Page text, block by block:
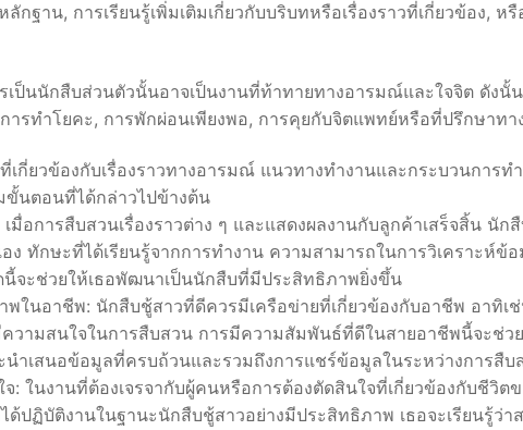
กฐาน, การเรียนรู้เพิ่มเติมเกี่ยวกับบริบทหรือเรื่องราวที่เกี่ยวข้อง,
เป็นนักสืบส่วนตัวนั้นอาจเป็นงานที่ท้าทายทางอารมณ์และใจจิต ดัง
ารทำโยคะ, การพักผ่อนเพียงพอ, การคุยกับจิตแพทย์หรือที่ปรึกษาทา
กี่ยวข้องกับเรื่องราวทางอารมณ์ แนวทางทำงานและกระบวนการท
ขั้นตอนที่ได้กล่าวไปข้างต้น
มื่อการสืบสวนเรื่องราวต่าง ๆ และแสดงผลงานกับลูกค้าเสร็จสิ้น นั
ง ทักษะที่ได้เรียนรู้จากการทำงาน ความสามารถในการวิเคราะห์
จะช่วยให้เธอพัฒนาเป็นนักสืบที่มีประสิทธิภาพยิ่งขึ้น
พในอาชีพ: นักสืบชู้สาวที่ดีควรมีเครือข่ายที่เกี่ยวข้องกับอาชีพ อาทิ
วามสนใจในการสืบสวน การมีความสัมพันธ์ที่ดีในสายอาชีพนี้จะช่วย
นำเสนอข้อมูลที่ครบถ้วนและรวมถึงการแชร์ข้อมูลในระหว่างการสืบ
: ในงานที่ต้องเจรจากับผู้คนหรือการต้องตัดสินใจที่เกี่ยวข้องกับชีวิต
ด้ปฏิบัติงานในฐานะนักสืบชู้สาวอย่างมีประสิทธิภาพ เธอจะเรียนรู้ว่